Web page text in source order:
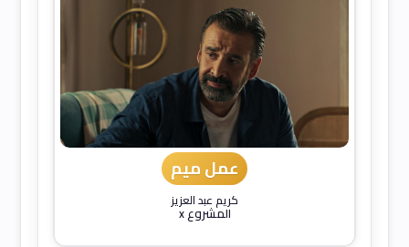
عمل ميم
كريم عبد العزيز
المشروع x